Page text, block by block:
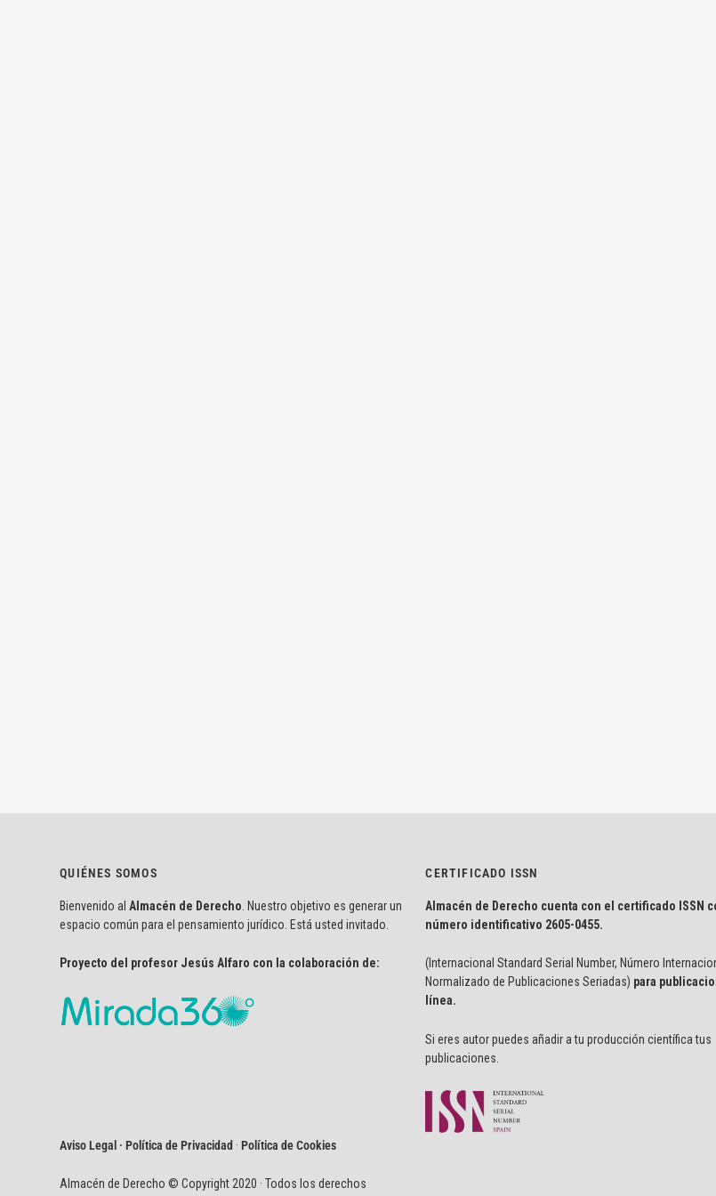
QUIÉNES SOMOS
Bienvenido al Almacén de Derecho . Nuestro objetivo es generar un
espacio común para el pensamiento jurídico. Está usted invitado.
Proyecto del profesor Jesús Alfaro con la colaboración de:
Aviso Legal · Política de Privacidad ·Política de Cookies
Almacén de Derecho © Copyright 2020 · Todos los derechos
CERTIFICADO ISSN
Almacén de Derecho cuenta con el certificado ISSN
número identificativo 2605-0455.
(Internacional Standard Serial Number, Número
Normalizado de Publicaciones Seriadas) para
línea.
Si eres autor puedes añadir a tu producción científica tus
publicaciones.